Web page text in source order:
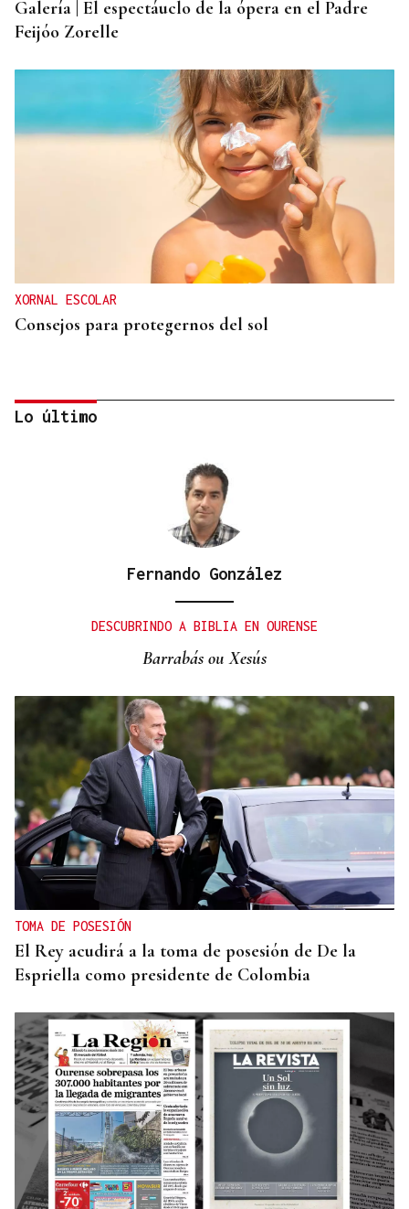
Galería | El espectáuclo de la ópera en el Padre
Feijóo Zorelle
XORNAL ESCOLAR
Consejos para protegernos del sol
Lo último
Fernando González
DESCUBRINDO A BIBLIA EN OURENSE
Barrabás ou Xesús
TOMA DE POSESIÓN
El Rey acudirá a la toma de posesión de De la
Espriella como presidente de Colombia